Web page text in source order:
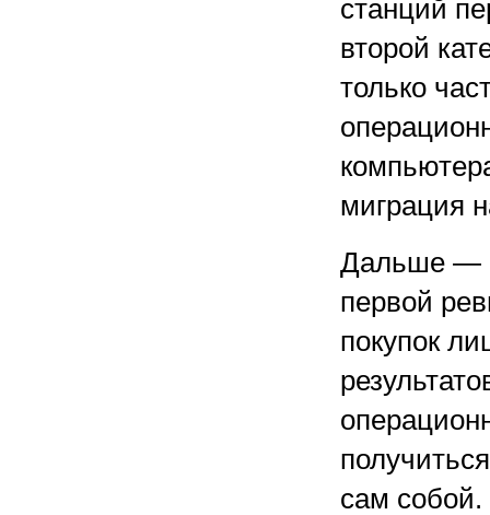
станций
второй
только
миграция
Дальше —
первой
покупок
сам собой.